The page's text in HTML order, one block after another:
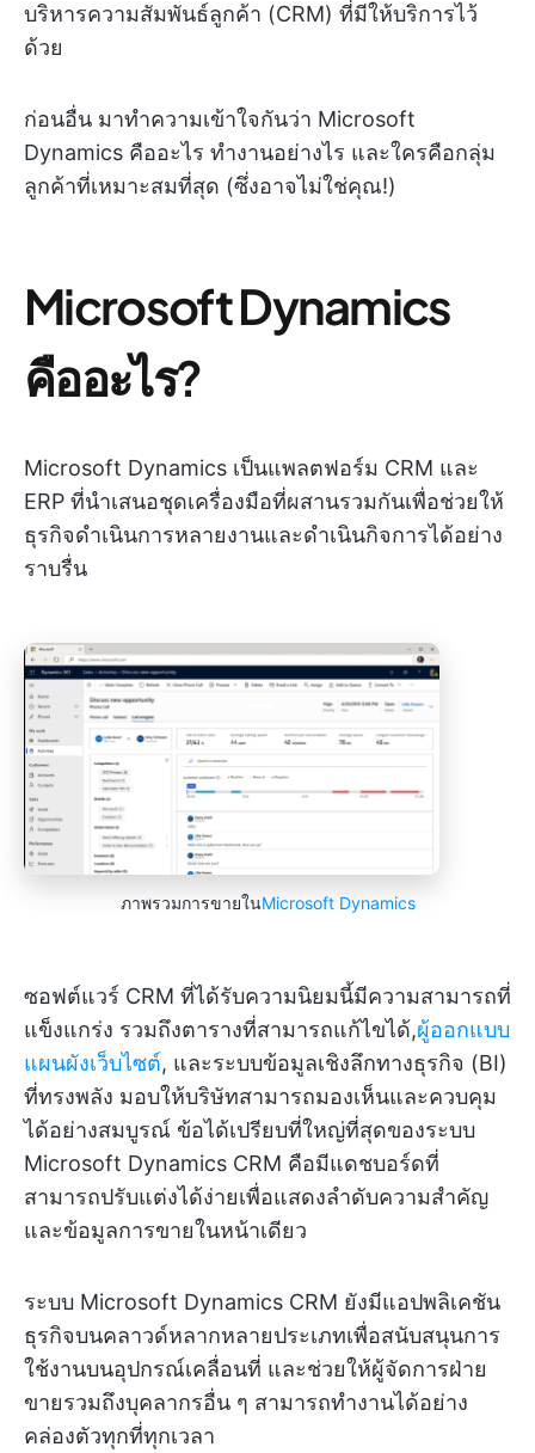
บริหารความสัมพันธ์ลูกค้า (CRM) ที่มีให้บริการไว้
ด้วย
ก่อนอื่น มาทำความเข้าใจกันว่า Microsoft
Dynamics คืออะไร ทำงานอย่างไร และใครคือกลุ่ม
ลูกค้าที่เหมาะสมที่สุด (ซึ่งอาจไม่ใช่คุณ!)
Microsoft Dynamics
คืออะไร?
Microsoft Dynamics เป็นแพลตฟอร์ม CRM และ
ERP ที่นำเสนอชุดเครื่องมือที่ผสานรวมกันเพื่อช่วยให้
ธุรกิจดำเนินการหลายงานและดำเนินกิจการได้อย่าง
ราบรื่น
ภาพรวมการขายในMicrosoft Dynamics
ซอฟต์แวร์ CRM ที่ได้รับความนิยมนี้มีความสามารถที่
แข็งแกร่ง รวมถึงตารางที่สามารถแก้ไขได้,ผู้ออกแบบ
แผนผังเว็บไซต์, และระบบข้อมูลเชิงลึกทางธุรกิจ (BI)
ที่ทรงพลัง มอบให้บริษัทสามารถมองเห็นและควบคุม
ได้อย่างสมบูรณ์ ข้อได้เปรียบที่ใหญ่ที่สุดของระบบ
Microsoft Dynamics CRM คือมีแดชบอร์ดที่
สามารถปรับแต่งได้ง่ายเพื่อแสดงลำดับความสำคัญ
และข้อมูลการขายในหน้าเดียว
ระบบ Microsoft Dynamics CRM ยังมีแอปพลิเคชัน
ธุรกิจบนคลาวด์หลากหลายประเภทเพื่อสนับสนุนการ
ใช้งานบนอุปกรณ์เคลื่อนที่ และช่วยให้ผู้จัดการฝ่าย
ขายรวมถึงบุคลากรอื่น ๆ สามารถทำงานได้อย่าง
คล่องตัวทุกที่ทุกเวลา